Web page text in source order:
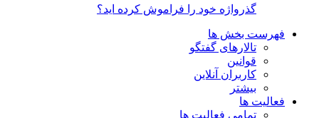
گذرواژه خود را فراموش کرده اید؟
فهرست بخش ها
تالارهای گفتگو
قوانین
کاربران آنلاین
بیشتر
فعالیت ها
تمامی فعالیت ها